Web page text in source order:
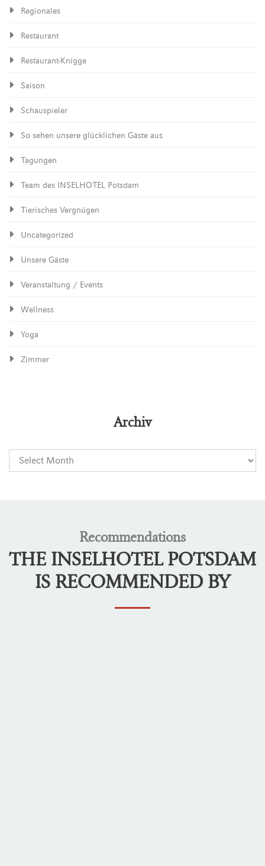
Regionales
Restaurant
Restaurant-Knigge
Saison
Schauspieler
So sehen unsere glücklichen Gäste aus
Tagungen
Team des INSELHOTEL Potsdam
Tierisches Vergnügen
Uncategorized
Unsere Gäste
Veranstaltung / Events
Wellness
Yoga
Zimmer
Archiv
Recommendations
THE INSELHOTEL POTSDAM
IS RECOMMENDED BY